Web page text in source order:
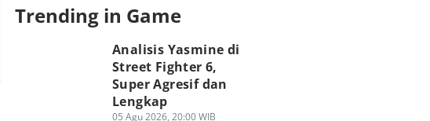
Trending in Game
Analisis Yasmine di
Street Fighter 6,
Super Agresif dan
Lengkap
05 Agu 2026, 20:00 WIB